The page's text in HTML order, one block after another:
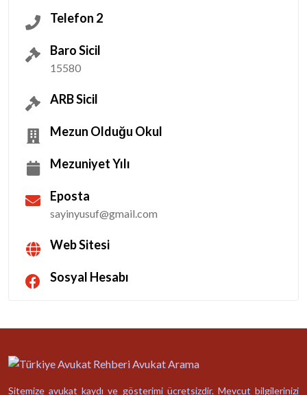
Telefon 2
Baro Sicil
15580
ARB Sicil
Mezun Olduğu Okul
Mezuniyet Yılı
Eposta
sayinyusuf@gmail.com
Web Sitesi
Sosyal Hesabı
Sitemize avukat kaydı ve gösterimi ücretsizdir. Mevcut bilgilerinizi